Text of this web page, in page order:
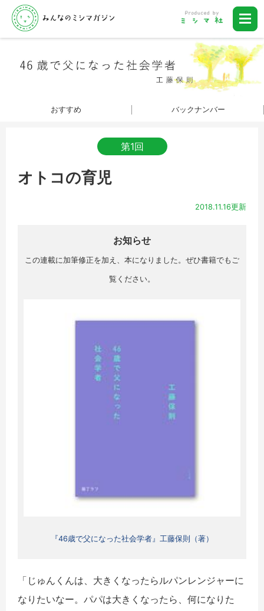
おすすめ バックナンバー
第1回
オトコの育児
2018.11.16更新
お知らせ
この連載に加筆修正を加え、 本になりました。ぜひ書籍でもご
覧ください。
『46歳で父になった社会学者』工藤保則（著）
「じゅんくんは、大きくなったらルパンレンジャーに
なりたいなー。パパは大きくなったら、何になりた